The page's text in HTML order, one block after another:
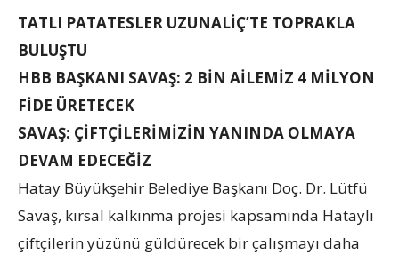
TATLI PATATESLER UZUNALİÇ’TE TOPRAKLA
BULUŞTU
HBB BAŞKANI SAVAŞ: 2 BİN AİLEMİZ 4 MİLYON
FİDE ÜRETECEK
SAVAŞ: ÇİFTÇİLERİMİZİN YANINDA OLMAYA
DEVAM EDECEĞİZ
Hatay Büyükşehir Belediye Başkanı Doç. Dr. Lütfü
Savaş, kırsal kalkınma projesi kapsamında Hataylı
çiftçilerin yüzünü güldürecek bir çalışmayı daha